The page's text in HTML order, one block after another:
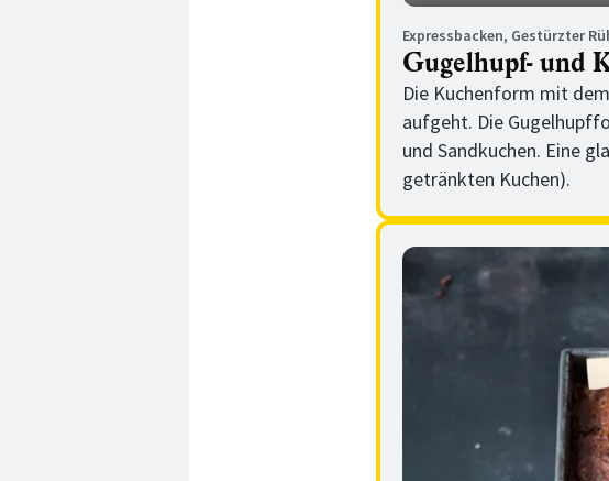
Expressbacken, Gestürzter
Gugelhupf- und
Die Kuchenform mit
aufgeht. Die
und Sandkuchen. Eine
getränkten Kuchen).